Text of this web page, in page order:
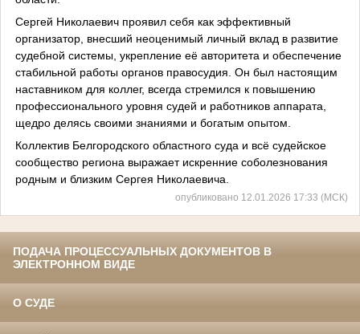
Сергей Николаевич проявил себя как эффективный
организатор, внесший неоценимый личный вклад в развитие
судебной системы, укрепление её авторитета и обеспечение
стабильной работы органов правосудия. Он был настоящим
наставником для коллег, всегда стремился к повышению
профессионального уровня судей и работников аппарата,
щедро делясь своими знаниями и богатым опытом.
Коллектив Белгородского областного суда и всё судейское
сообщество региона выражает искренние соболезнования
родным и близким Сергея Николаевича.
опубликовано 12.01.2026 17:33 (МСК)
ПОДАЧА ПРОЦЕССУАЛЬНЫХ ДОКУМЕНТОВ В
ЭЛЕКТРОННОМ ВИДЕ
О СУДЕ